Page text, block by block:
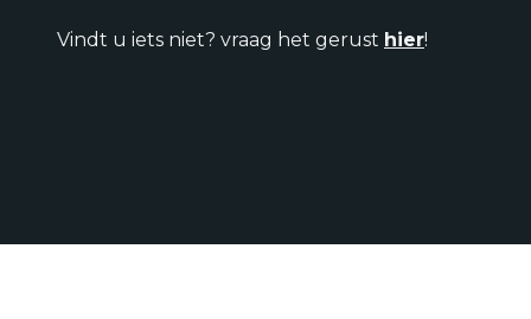
Vindt u iets niet? vraag het gerust hier!